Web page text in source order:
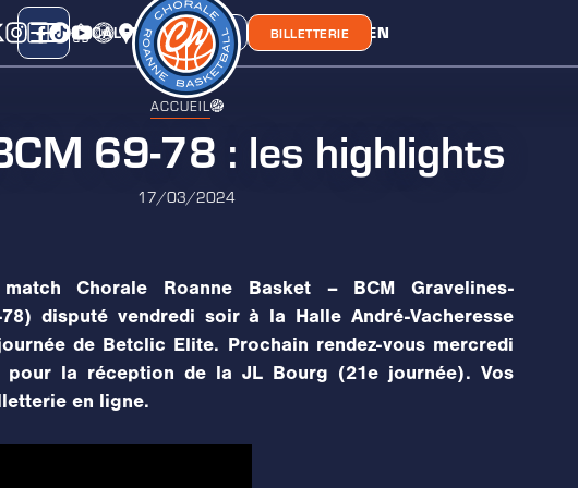
CALENDRIERCLASSEMENTCHORA' LIEN
BOUTIQUE BILLETTERIE
ACCUEIL
69-78 : les highlights
17/03/2024
Chorale Roanne Basket – BCM Gravelines-
78) disputé vendredi soir à la Halle André-Vacheresse
de Betclic Elite. Prochain rendez-vous mercredi
pour la réception de la JL Bourg (21e journée). Vos
en ligne.